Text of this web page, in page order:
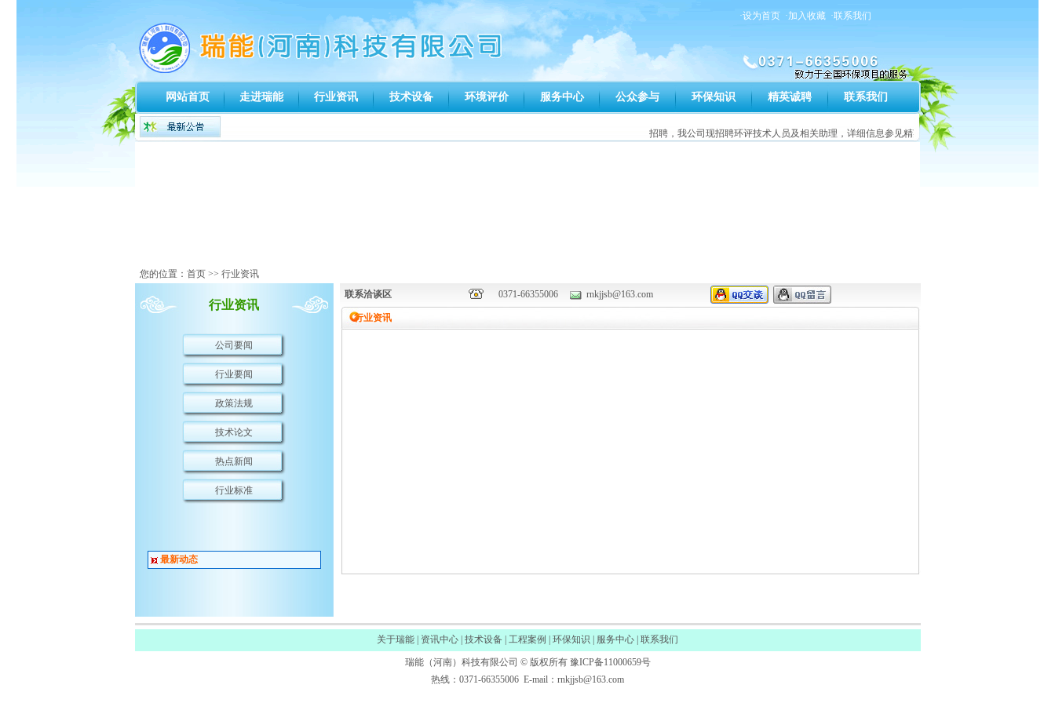
·设为首页 ·加入收藏 ·联系我们
网站首页 走进瑞能 行业资讯 技术设备 环境评价 服务中心 公众参与 环保知识 精英诚聘 联系我们
招聘，我公司现招聘环评技术人员及相关助理，详细信息参见精英诚聘栏目。
您的位置： 首页>> 行业资讯
行业资讯
公司要闻
行业要闻
政策法规
技术论文
热点新闻
行业标准
最新动态
联系洽谈区 0371-66355006 rnkjjsb@163.com
行业资讯
关于瑞能 资讯中心 技术设备 工程案例 环保知识 服务中心 联系我们
瑞能（河南）科技有限公司 © 版权所有 豫ICP备11000659号
热线：0371-66355006 E-mail：rnkjjsb@163.com